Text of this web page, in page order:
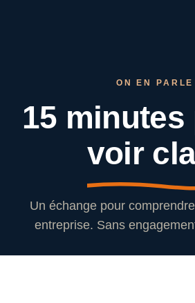
ON EN PARLE
15 minutes
voir
Un échange pour
entreprise. Sans